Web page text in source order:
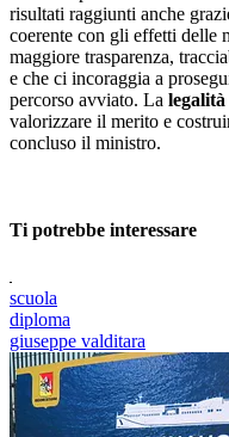
risultati raggiunti anche
coerente con gli effetti delle
maggiore trasparenza,
e che ci incoraggia a
percorso avviato. La legalità
valorizzare il merito e
concluso il ministro.
Ti potrebbe interessare
scuola
diploma
giuseppe valditara